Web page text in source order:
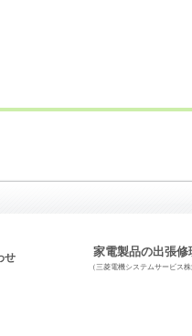
せ 家電製品の出張修
（三菱電機システムサービス株